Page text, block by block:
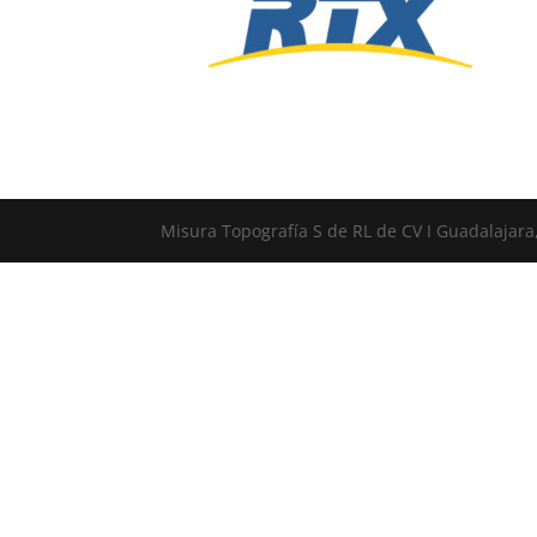
Misura Topografía S de RL de CV I